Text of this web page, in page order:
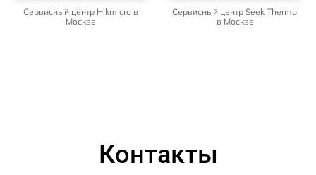
Сервисный центр Hikmicro в
Москве
Сервисный центр Seek Thermal
в Москве
Контакты